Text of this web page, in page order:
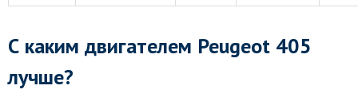
С каким двигателем Peugeot 405
лучше?